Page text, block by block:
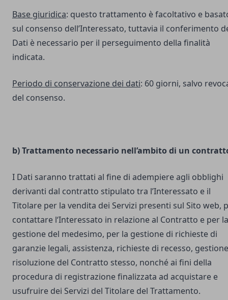
Base giuridica: questo trattamento è facoltativo e
sul consenso dell’Interessato, tuttavia il conferimento
Dati è necessario per il perseguimento della finalità
indicata.
Periodo di conservazione dei dati: 60 giorni, salvo
del consenso.
b) Trattamento necessario nell’ambito di un
I Dati saranno trattati al fine di adempiere agli obblighi
derivanti dal contratto stipulato tra l’Interessato e il
Titolare per la vendita dei Servizi presenti sul Sito web,
contattare l‘Interessato in relazione al Contratto e per la
gestione del medesimo, per la gestione di richieste di
garanzie legali, assistenza, richieste di recesso,
risoluzione del Contratto stesso, nonché ai fini della
procedura di registrazione finalizzata ad acquistare e
usufruire dei Servizi del Titolare del Trattamento.